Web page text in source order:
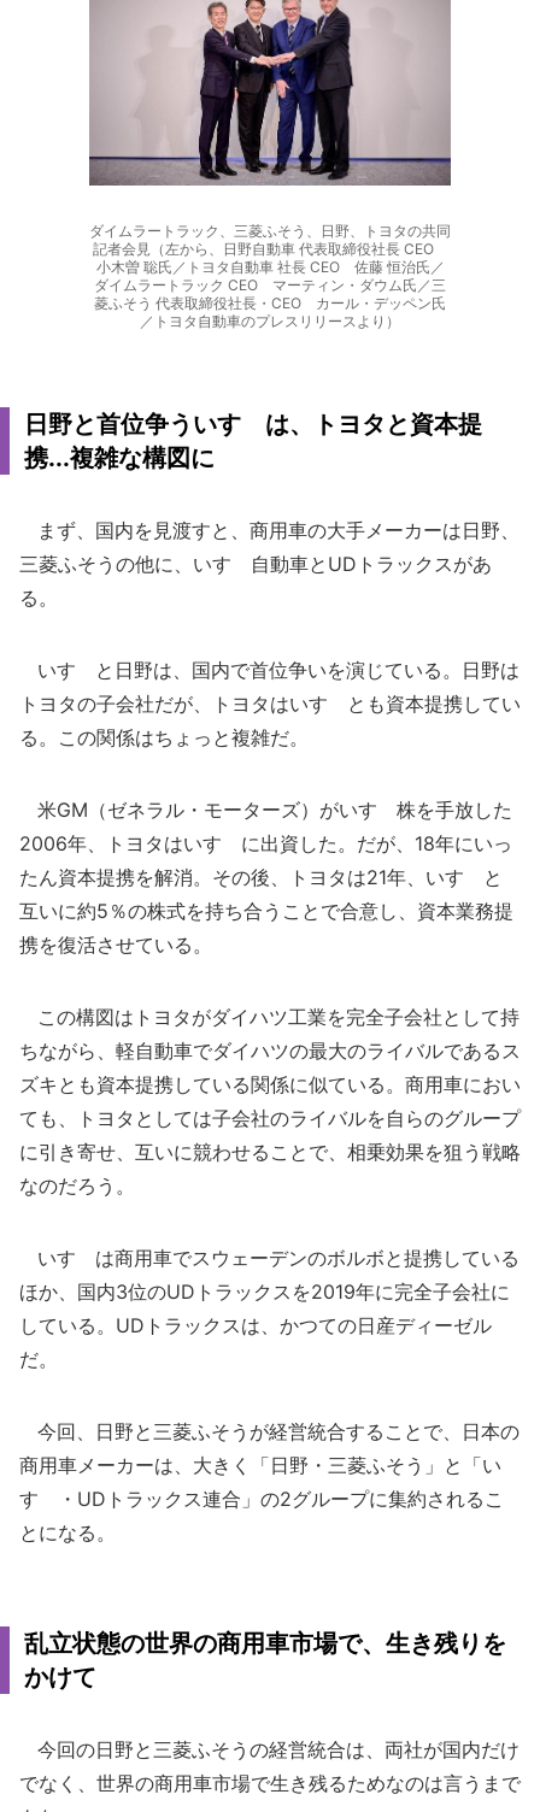
ダイムラートラック、三菱ふそう、日野、トヨタの共同
記者会見（左から、日野自動車 代表取締役社長 CEO
小木曽 聡氏／トヨタ自動車 社長 CEO 佐藤 恒治氏／
ダイムラートラック CEO マーティン・ダウム氏／三
菱ふそう 代表取締役社長・CEO カール・デッペン氏
／トヨタ自動車のプレスリリースより）
日野と首位争ういすゞは、トヨタと資本提
携...複雑な構図に
まず、国内を見渡すと、商用車の大手メーカーは日野、
三菱ふそうの他に、いすゞ自動車とUDトラックスがあ
る。
いすゞと日野は、国内で首位争いを演じている。日野は
トヨタの子会社だが、トヨタはいすゞとも資本提携してい
る。この関係はちょっと複雑だ。
米GM（ゼネラル・モーターズ）がいすゞ株を手放した
2006年、トヨタはいすゞに出資した。だが、18年にいっ
たん資本提携を解消。その後、トヨタは21年、いすゞと
互いに約5％の株式を持ち合うことで合意し、資本業務提
携を復活させている。
この構図はトヨタがダイハツ工業を完全子会社として持
ちながら、軽自動車でダイハツの最大のライバルであるス
ズキとも資本提携している関係に似ている。商用車におい
ても、トヨタとしては子会社のライバルを自らのグループ
に引き寄せ、互いに競わせることで、相乗効果を狙う戦略
なのだろう。
いすゞは商用車でスウェーデンのボルボと提携している
ほか、国内3位のUDトラックスを2019年に完全子会社に
している。UDトラックスは、かつての日産ディーゼル
だ。
今回、日野と三菱ふそうが経営統合することで、日本の
商用車メーカーは、大きく「日野・三菱ふそう」と「い
すゞ・UDトラックス連合」の2グループに集約されるこ
とになる。
乱立状態の世界の商用車市場で、生き残りを
かけて
今回の日野と三菱ふそうの経営統合は、両社が国内だけ
でなく、世界の商用車市場で生き残るためなのは言うまで